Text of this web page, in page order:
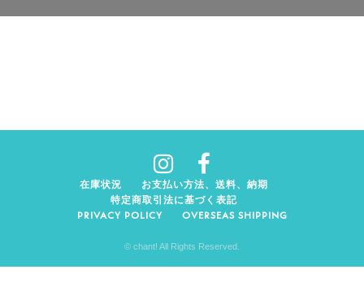
在庫状況
お支払い方法、送料、納期
特定商取引法に基づく表記
PRIVACY POLICY
OVERSEAS SHIPPING
© chant! All Rights Reserved.